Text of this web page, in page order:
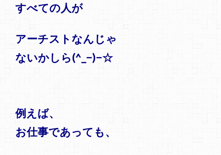
すべての人が
アーチストなんじゃ
ないかしら(^_−)−☆
例えば、
お仕事であっても、